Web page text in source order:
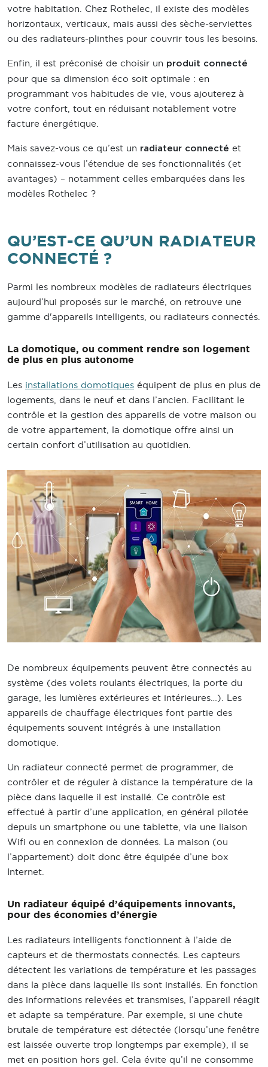
votre habitation. Chez Rothelec, il existe des modèles
horizontaux, verticaux, mais aussi des sèche-serviettes
ou des radiateurs-plinthes pour couvrir tous les besoins.
Enfin, il est préconisé de choisir un produit connecté
pour que sa dimension éco soit optimale : en
programmant vos habitudes de vie, vous ajouterez à
votre confort, tout en réduisant notablement votre
facture énergétique.
Mais savez-vous ce qu’est un radiateur connecté et
connaissez-vous l’étendue de ses fonctionnalités (et
avantages) – notamment celles embarquées dans les
modèles Rothelec ?
QU’EST-CE QU’UN RADIATEUR
CONNECTÉ ?
Parmi les nombreux modèles de radiateurs électriques
aujourd’hui proposés sur le marché, on retrouve une
gamme d'appareils intelligents, ou radiateurs connectés.
La domotique, ou comment rendre son logement
de plus en plus autonome
Les installations domotiques équipent de plus en plus de
logements, dans le neuf et dans l’ancien. Facilitant le
contrôle et la gestion des appareils de votre maison ou
de votre appartement, la domotique offre ainsi un
certain confort d’utilisation au quotidien.
De nombreux équipements peuvent être connectés au
système (des volets roulants électriques, la porte du
garage, les lumières extérieures et intérieures…). Les
appareils de chauffage électriques font partie des
équipements souvent intégrés à une installation
domotique.
Un radiateur connecté permet de programmer, de
contrôler et de réguler à distance la température de la
pièce dans laquelle il est installé. Ce contrôle est
effectué à partir d’une application, en général pilotée
depuis un smartphone ou une tablette, via une liaison
Wifi ou en connexion de données. La maison (ou
l’appartement) doit donc être équipée d’une box
Internet.
Un radiateur équipé d’équipements innovants,
pour des économies d’énergie
Les radiateurs intelligents fonctionnent à l’aide de
capteurs et de thermostats connectés. Les capteurs
détectent les variations de température et les passages
dans la pièce dans laquelle ils sont installés. En fonction
des informations relevées et transmises, l’appareil réagit
et adapte sa température. Par exemple, si une chute
brutale de température est détectée (lorsqu’une fenêtre
est laissée ouverte trop longtemps par exemple), il se
met en position hors gel. Cela évite qu’il ne consomme